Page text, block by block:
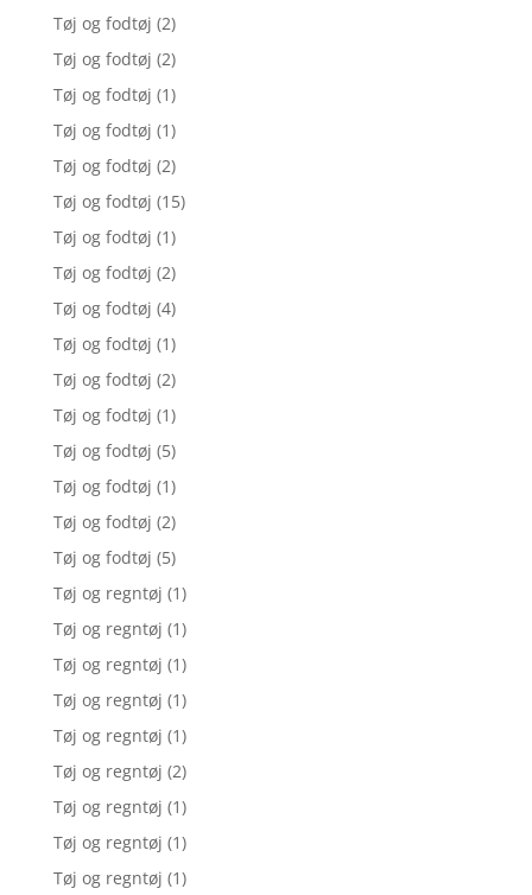
Tøj og fodtøj (2)
Tøj og fodtøj (2)
Tøj og fodtøj (1)
Tøj og fodtøj (1)
Tøj og fodtøj (2)
Tøj og fodtøj (15)
Tøj og fodtøj (1)
Tøj og fodtøj (2)
Tøj og fodtøj (4)
Tøj og fodtøj (1)
Tøj og fodtøj (2)
Tøj og fodtøj (1)
Tøj og fodtøj (5)
Tøj og fodtøj (1)
Tøj og fodtøj (2)
Tøj og fodtøj (5)
Tøj og regntøj (1)
Tøj og regntøj (1)
Tøj og regntøj (1)
Tøj og regntøj (1)
Tøj og regntøj (1)
Tøj og regntøj (2)
Tøj og regntøj (1)
Tøj og regntøj (1)
Tøj og regntøj (1)